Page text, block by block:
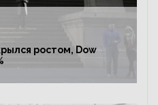
ростом, Dow